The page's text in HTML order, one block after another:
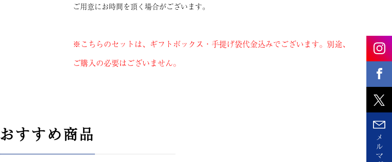
メ
ル
マ
ご用意にお時間を頂く場合がございます。
※こちらのセットは、ギフトボックス・手提げ袋代金込みでございます。別途、
ご購入の必要はございません。
おすすめ商品